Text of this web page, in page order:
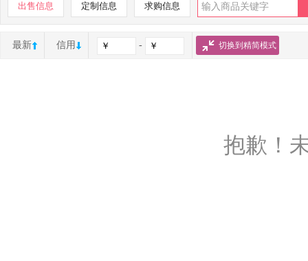
出售信息 定制信息 求购信息
最新 信用 - 切换到精简模式
抱歉！